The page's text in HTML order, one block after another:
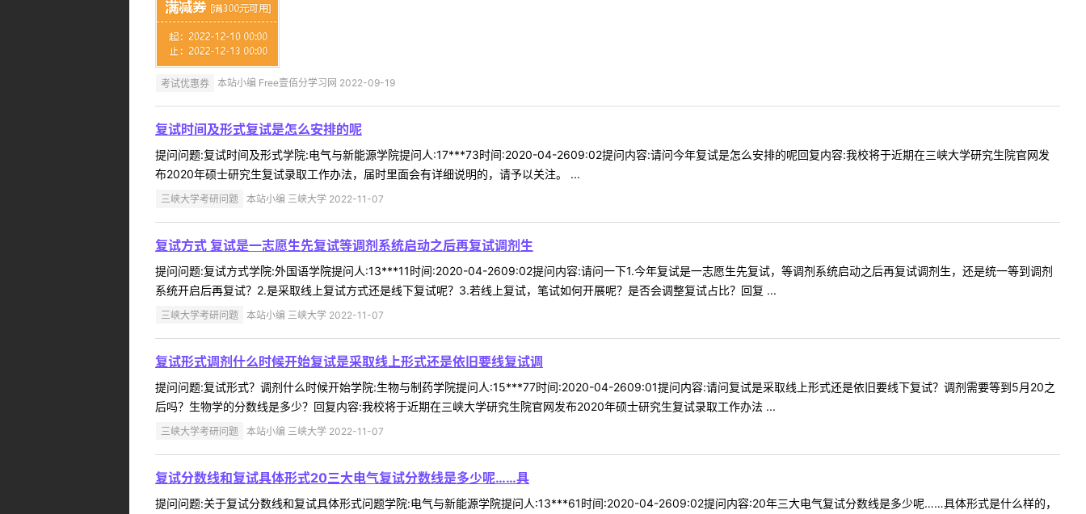
考试优惠券 本站小编 Free壹佰分学习网 2022-09-19
复试时间及形式复试是怎么安排的呢
提问问题:复试时间及形式学院:电气与新能源学院提问人:17***73时间:2020-04-2609:02提问内容:请问今年复试是怎么安排的呢回复内容:我校将于近期在三峡大学研究生院官网发
布2020年硕士研究生复试录取工作办法，届时里面会有详细说明的，请予以关注。 ...
三峡大学考研问题 本站小编 三峡大学 2022-11-07
复试方式 复试是一志愿生先复试等调剂系统启动之后再复试调剂生
提问问题:复试方式学院:外国语学院提问人:13***11时间:2020-04-2609:02提问内容:请问一下1.今年复试是一志愿生先复试，等调剂系统启动之后再复试调剂生，还是统一等到调剂
系统开启后再复试？2.是采取线上复试方式还是线下复试呢？3.若线上复试，笔试如何开展呢？是否会调整复试占比？回复 ...
三峡大学考研问题 本站小编 三峡大学 2022-11-07
复试形式调剂什么时候开始复试是采取线上形式还是依旧要线复试调
提问问题:复试形式？调剂什么时候开始学院:生物与制药学院提问人:15***77时间:2020-04-2609:01提问内容:请问复试是采取线上形式还是依旧要线下复试？调剂需要等到5月20之
后吗？生物学的分数线是多少？回复内容:我校将于近期在三峡大学研究生院官网发布2020年硕士研究生复试录取工作办法 ...
三峡大学考研问题 本站小编 三峡大学 2022-11-07
复试分数线和复试具体形式20三大电气复试分数线是多少呢……具
提问问题:关于复试分数线和复试具体形式问题学院:电气与新能源学院提问人:13***61时间:2020-04-2609:02提问内容:20年三大电气复试分数线是多少呢……具体形式是什么样的，